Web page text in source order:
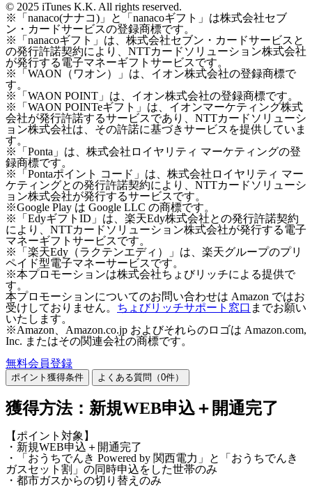
© 2025 iTunes K.K. All rights reserved.
※「nanaco(ナナコ)」と「nanacoギフト」は株式会社セブ
ン・カードサービスの登録商標です。
※「nanacoギフト」は、株式会社セブン・カードサービスと
の発行許諾契約により、NTTカードソリューション株式会社
が発行する電子マネーギフトサービスです。
※「WAON（ワオン）」は、イオン株式会社の登録商標で
す。
※「WAON POINT」は、イオン株式会社の登録商標です。
※「WAON POINTeギフト」は、イオンマーケティング株式
会社が発行許諾するサービスであり、NTTカードソリューシ
ョン株式会社は、その許諾に基づきサービスを提供していま
す。
※「Ponta」は、株式会社ロイヤリティ マーケティングの登
録商標です。
※「Pontaポイント コード」は、株式会社ロイヤリティ マー
ケティングとの発行許諾契約により、NTTカードソリューシ
ョン株式会社が発行するサービスです。
※Google Play は Google LLC の商標です。
※「EdyギフトID」は、楽天Edy株式会社との発行許諾契約
により、NTTカードソリューション株式会社が発行する電子
マネーギフトサービスです。
※「楽天Edy（ラクテンエディ）」は、楽天グループのプリ
ペイド型電子マネーサービスです。
※本プロモーションは株式会社ちょびリッチによる提供で
す。
本プロモーションについてのお問い合わせは Amazon ではお
受けしておりません。 ちょびリッチサポート窓口 までお願い
いたします。
※Amazon、Amazon.co.jp およびそれらのロゴは Amazon.com,
Inc. またはその関連会社の商標です。
無料会員登録
ポイント獲得条件 よくある質問（0件）
獲得方法：新規WEB申込＋開通完了
【ポイント対象】
・新規WEB申込＋開通完了
・「おうちでんき Powered by 関西電力」と「おうちでんき
ガスセット割」の同時申込をした世帯のみ
・都市ガスからの切り替えのみ